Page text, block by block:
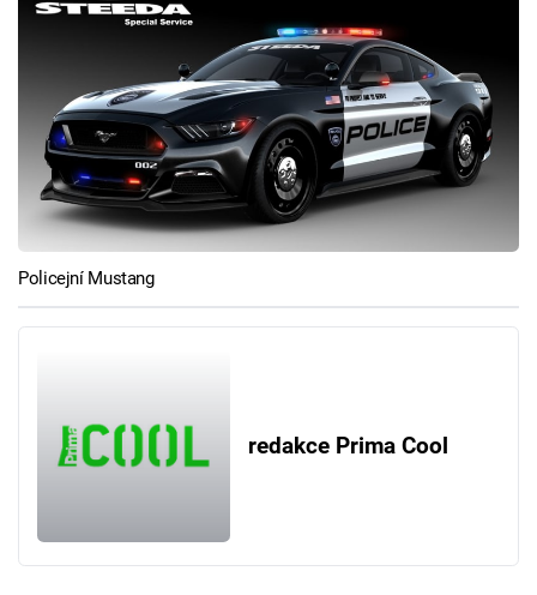
Policejní Mustang
redakce Prima Cool